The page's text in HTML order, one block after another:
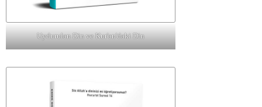
Uydurulan Din ve Kur'an'daki Din